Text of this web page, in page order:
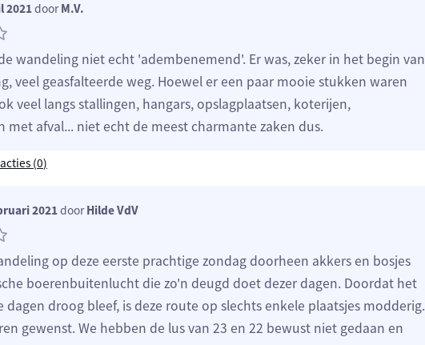
2021doorM.V.
wandeling niet echt 'adembenemend'. Er was, zeker in het begin van
veel geasfalteerde weg. Hoewel er een paar mooie stukken waren
veel langs stallingen, hangars, opslagplaatsen, koterijen,
met afval... niet echt de meest charmante zaken dus.
(0)
2021doorHilde VdV
op deze eerste prachtige zondag doorheen akkers en bosjes
boerenbuitenlucht die zo'n deugd doet dezer dagen. Doordat het
dagen droog bleef, is deze route op slechts enkele plaatsjes modderig.
gewenst. We hebben de lus van 23 en 22 bewust niet gedaan en